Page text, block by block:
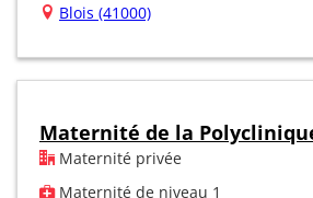
Blois (41000)
Maternité de la
Maternité privée
Maternité de niveau 1